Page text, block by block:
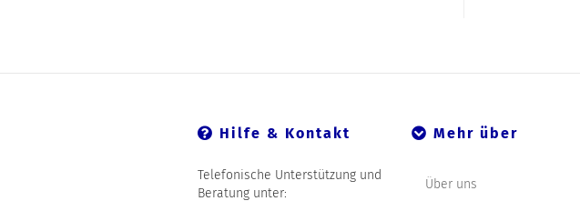
Hilfe & Kontakt
Telefonische Unterstützung und
Beratung unter:
Mehr über
Über uns